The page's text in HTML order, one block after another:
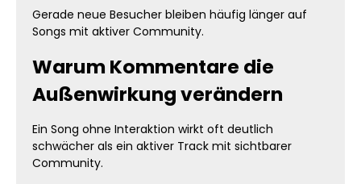
Gerade neue Besucher bleiben häufig länger auf
Songs mit aktiver Community.
Warum Kommentare die
Außenwirkung verändern
Ein Song ohne Interaktion wirkt oft deutlich
schwächer als ein aktiver Track mit sichtbarer
Community.